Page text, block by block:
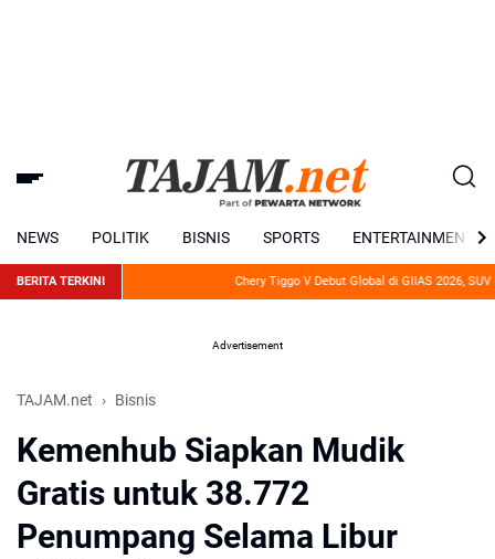
NEWS POLITIK BISNIS SPORTS ENTERTAINMENT
BERITA TERKINI Chery Tiggo V Debut Global di GIIAS 2026, SUV
Advertisement
TAJAM.net Bisnis
Kemenhub Siapkan Mudik
Gratis untuk 38.772
Penumpang Selama Libur